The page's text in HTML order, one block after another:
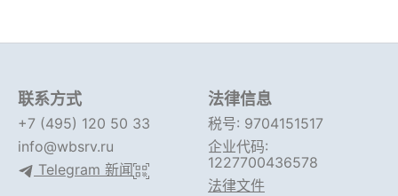
联系方式
+7 (495) 120 50 33
info@wbsrv.ru
Telegram 新闻
法律信息
税号: 9704151517
企业代码:
1227700436578
法律文件